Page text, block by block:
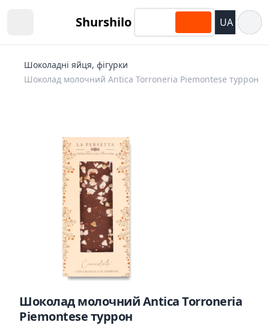
Shurshilo UA
Шоколадні яйця, фігурки
Шоколад молочний Antica Torroneria Piemontese туррон
Шоколад молочний Antica Torroneria
Piemontese туррон